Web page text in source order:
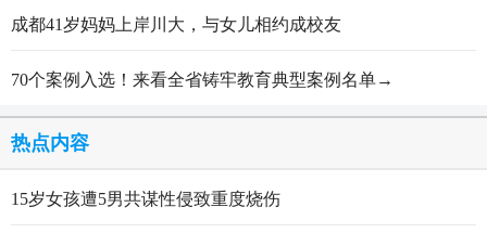
成都41岁妈妈上岸川大，与女儿相约成校友
70个案例入选！来看全省铸牢教育典型案例名单→
热点内容
15岁女孩遭5男共谋性侵致重度烧伤